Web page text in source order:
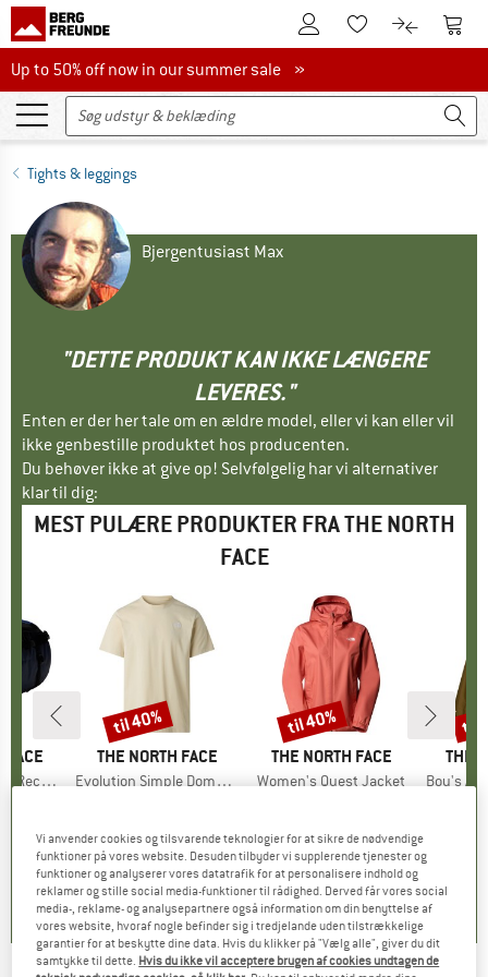
Til kundekontoenTil huskesedlen.
Til Til
Up to 50% off now in our summer sale
Up to 50% off now in our summer sale »
Tights & leggings
Bjergentusiast Max
"DETTE PRODUKT KAN IKKE LÆNGERE
LEVERES."
Enten er der her tale om en ældre model, eller vi kan eller vil
ikke genbestille produktet hos producenten.
Du behøver ikke at give op! Selvfølgelig har vi alternativer
klar til dig:
MEST PULÆRE PRODUKTER FRA THE NORTH
FACE
FACE
Small
14
)
MÆRKE
THE NORTH FACE
Artikel
Evolution Simple Dome Short Sleeve
+12
4,8(8)
Rabat
til 40%
MÆRKE
THE NORTH FACE
Artikel
Women's Quest Jacket
4,6(31)
Rabat
til 40%
THE
Artikel
Boy's
til
Vi anvender cookies og tilsvarende teknologier for at sikre de nødvendige
funktioner på vores website. Desuden tilbyder vi supplerende tjenester og
funktioner og analyserer vores datatrafik for at personalisere indhold og
reklamer og stille social media-funktioner til rådighed. Derved får vores social
media-, reklame- og analysepartnere også information om din benyttelse af
vores website, hvoraf nogle befinder sig i tredjelande uden tilstrækkelige
garantier for at beskytte dine data. Hvis du klikker på "Vælg alle", giver du dit
samtykke til dette. Hvis du ikke vil acceptere brugen af cookies undtagen de